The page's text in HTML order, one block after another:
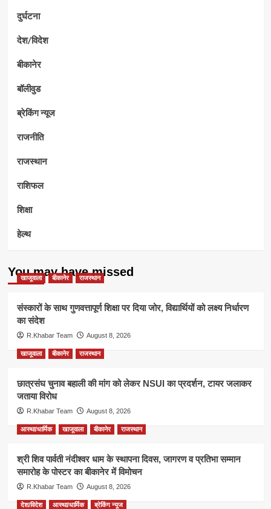
दुर्घटना
देश/विदेश
बीकानेर
बॉलीवुड
ब्रेकिंग न्यूज
राजनीति
राजस्थान
राशिफल
शिक्षा
हेल्थ
You may have missed
खाजूवाला बीकानेर राजस्थान
संस्कारों के साथ गुणवत्तापूर्ण शिक्षा पर दिया जोर, विद्यार्थियों को लक्ष्य निर्धारण
का संदेश
R.Khabar Team August 8, 2026
खाजूवाला बीकानेर राजस्थान
छात्रसंघ चुनाव बहाली की मांग को लेकर NSUI का प्रदर्शन, टायर जलाकर
जताया विरोध
R.Khabar Team August 8, 2026
आस्था/धार्मिक खाजूवाला बीकानेर राजस्थान
श्री शिव पार्वती नंदीश्वर धाम के स्थापना दिवस, जागरण व प्रतिभा सम्मान
समारोह के पोस्टर का बीकानेर में विमोचन
R.Khabar Team August 8, 2026
देश/विदेश आस्था/धार्मिक ब्रेकिंग न्यूज